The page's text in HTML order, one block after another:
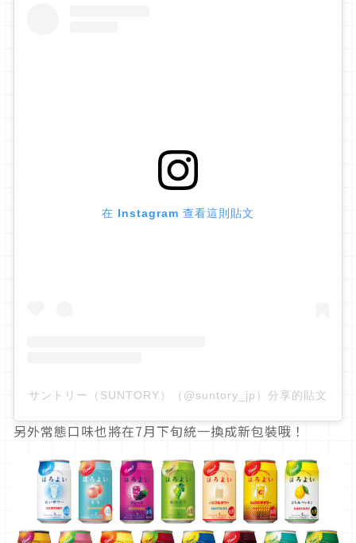
在 Instagram 查看這則貼文
サントリー（SUNTORY）（@suntory_jp）分享的貼文
另外常態口味也將在7月下旬統一換成新包裝哦！